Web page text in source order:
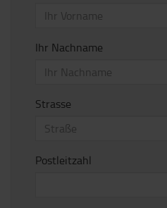
Ihr Nachname
Strasse
Postleitzahl